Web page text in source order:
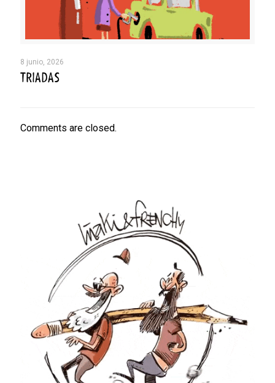
8 junio, 2026
TRIADAS
Comments are closed.